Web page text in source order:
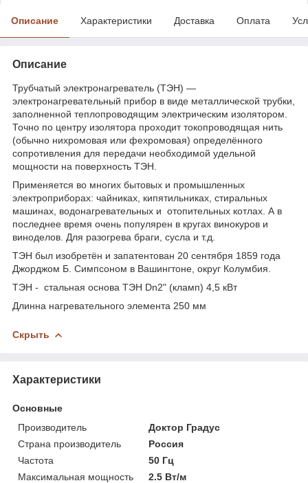
Описание Характеристики Доставка Оплата
Описание
Трубчатый электронагреватель (ТЭН) —
электронагревательный прибор в виде металлической трубки,
заполненной теплопроводящим электрическим изолятором.
Точно по центру изолятора проходит токопроводящая нить
(обычно нихромовая или фехромовая) определённого
сопротивления для передачи необходимой удельной
мощности на поверхность ТЭН.
Применяется во многих бытовых и промышленных
электроприборах: чайниках, кипятильниках, стиральных
машинах, водонагревательных и отопительных котлах. А в
последнее время очень популярен в кругах винокуров и
виноделов. Для разогрева браги, сусла и т.д.
ТЭН был изобретён и запатентован 20 сентября 1859 года
Джорджом Б. Симпсоном в Вашингтоне, округ Колумбия.
ТЭН - стальная основа ТЭН Dn2" (кламп) 4,5 кВт
Длинна нагревательного элемента 250 мм
Скрыть
Характеристики
Основные
Производитель
Доктор Градус
Страна производитель
Россия
Частота
50 Гц
Максимальная мощность
2.5 Вт/м